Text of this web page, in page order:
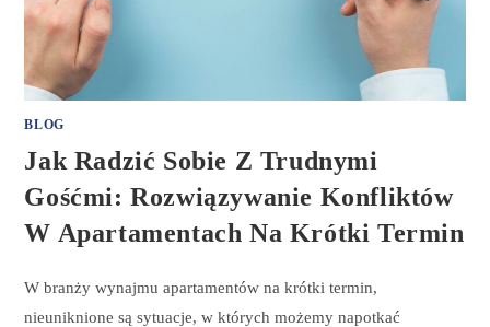
BLOG
Jak Radzić Sobie Z Trudnymi
Gośćmi: Rozwiązywanie Konfliktów
W Apartamentach Na Krótki Termin
W branży wynajmu apartamentów na krótki termin,
nieuniknione są sytuacje, w których możemy napotkać